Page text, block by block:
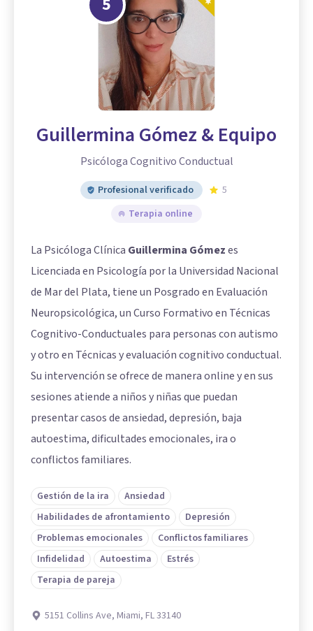
Guillermina Gómez & Equipo
Psicóloga Cognitivo Conductual
Profesional verificado
5
Terapia online
La Psicóloga Clínica Guillermina Gómezes
Licenciada en Psicología por la Universidad Nacional
de Mar del Plata, tiene un Posgrado en Evaluación
Neuropsicológica, un Curso Formativo en Técnicas
Cognitivo-Conductuales para personas con autismo
y otro en Técnicas y evaluación cognitivo conductual.
Su intervención se ofrece de manera online y en sus
sesiones atiende a niños y niñas que puedan
presentar casos de ansiedad, depresión, baja
autoestima, dificultades emocionales, ira o
conflictos familiares.
Gestión de la ira
Ansiedad
Habilidades de afrontamiento
Depresión
Problemas emocionales
Conflictos familiares
Infidelidad
Autoestima
Estrés
Terapia de pareja
5151 Collins Ave, Miami, FL 33140